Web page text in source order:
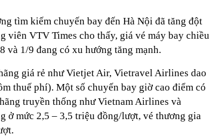
tìm kiếm chuyến bay đến Hà Nội đã tăng đột
viên VTV Times cho thấy, giá vé máy bay chiều
và 1/9 đang có xu hướng tăng mạnh.
giá rẻ như Vietjet Air, Vietravel Airlines dao
thuế phí). Một số chuyến bay giờ cao điểm có
truyền thống như Vietnam Airlines và
ở mức 2,5 – 3,5 triệu đồng/lượt, vé thương gia